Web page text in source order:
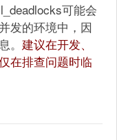
可能会
发的环境中，因
。 建议在开发、
在排查问题时临